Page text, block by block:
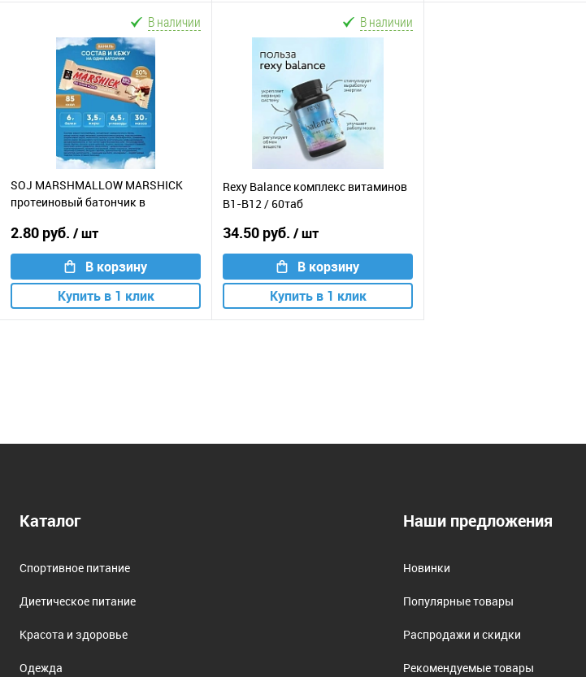
В наличии
SOJ MARSHMALLOW MARSHICK
протеиновый батончик в
2.80 руб. / шт
В корзину
Купить в 1 клик
В наличии
Rexy Balance комплекс витаминов
B1-B12 / 60таб
34.50 руб. / шт
В корзину
Купить в 1 клик
Каталог
Спортивное питание
Диетическое питание
Красота и здоровье
Одежда
Наши предложения
Новинки
Популярные товары
Распродажи и скидки
Рекомендуемые товары